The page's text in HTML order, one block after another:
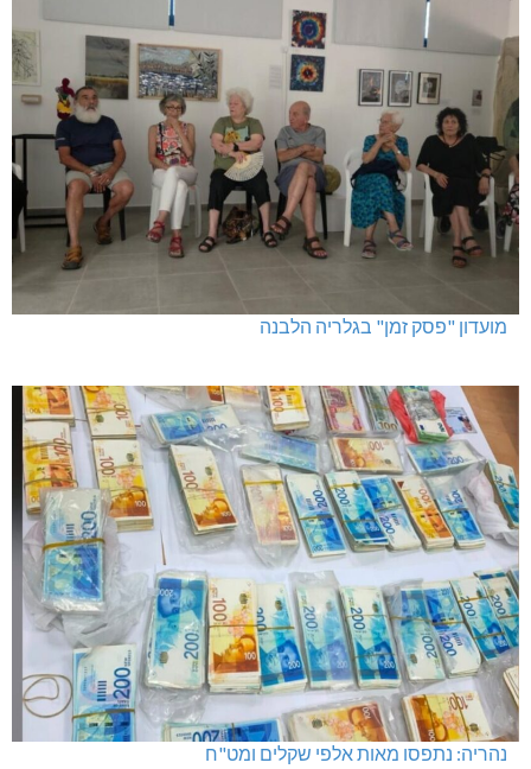
שריפה באבו סנאן
דו"צ בחוסר מקצועיות וזלזול